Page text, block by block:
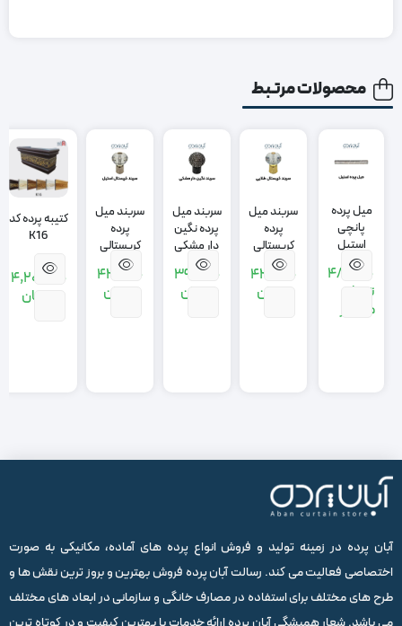
محصولات مرتبط
میل پرده
پانچی
استیل
480,000
تومان
هر متر
سربند میل
پرده
کریستالی
طلایی
420,000
تومان
سربند میل
پرده نگین
دار مشکی
390,000
تومان
سربند میل
پرده
کریستالی
استیل
420,000
تومان
کتیبه پرده کد
K16
4,200,000
تومان
آبان پرده در زمینه تولید و فروش انواع پرده های آماده، مکانیکی به صورت
اختصاصی فعالیت می کند. رسالت آبان پرده فروش بهترین و بروز ترین نقش ها و
طرح های مختلف برای استفاده در مصارف خانگی و سازمانی در ابعاد های مختلف